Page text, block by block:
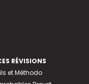
RÉVISIONS
et Méthodo